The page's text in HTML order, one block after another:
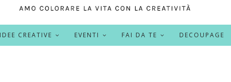
IDEE CREATIVE EVENTI FAI DA TE DECOUPAGE